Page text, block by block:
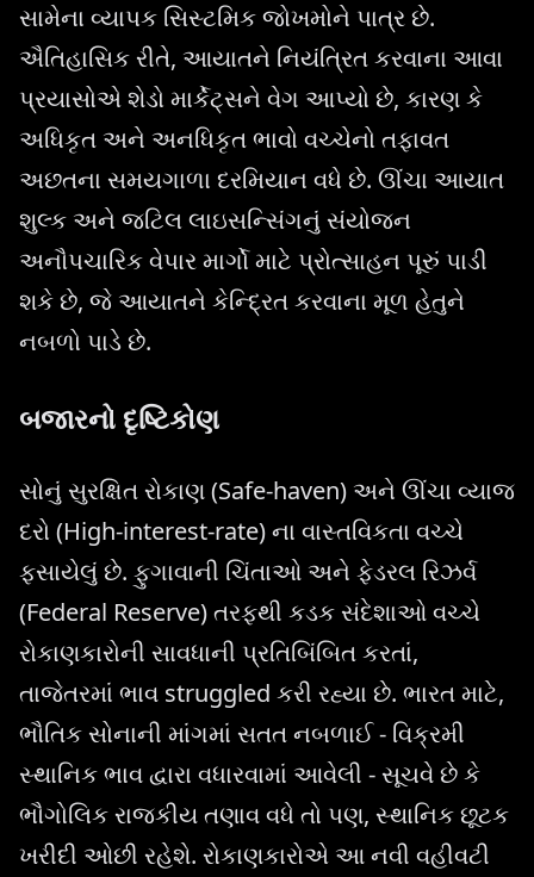
સામેના વ્યાપક સિસ્ટમિક જોખમોને પાત્ર છે.
ઐતિહાસિક રીતે, આયાતને નિયંત્રિત કરવાના આવા
પ્રયાસોએ શેડો માર્કેટ્સને વેગ આપ્યો છે, કારણ કે
અધિકૃત અને અનધિકૃત ભાવો વચ્ચેનો તફાવત
અછતના સમયગાળા દરમિયાન વધે છે. ઊંચા આયાત
શુલ્ક અને જટિલ લાઇસન્સિંગનું સંયોજન
અનૌપચારિક વેપાર માર્ગો માટે પ્રોત્સાહન પૂરું પાડી
શકે છે, જે આયાતને કેન્દ્રિત કરવાના મૂળ હેતુને
નબળો પાડે છે.
બજારનો દૃષ્ટિકોણ
સોનું સુરક્ષિત રોકાણ (Safe-haven) અને ઊંચા વ્યાજ
દરો (High-interest-rate) ના વાસ્તવિકતા વચ્ચે
ફસાયેલું છે. ફુગાવાની ચિંતાઓ અને ફેડરલ રિઝર્વ
(Federal Reserve) તરફથી કડક સંદેશાઓ વચ્ચે
રોકાણકારોની સાવધાની પ્રતિબિંબિત કરતાં,
તાજેતરમાં ભાવ struggled કરી રહ્યા છે. ભારત માટે,
ભૌતિક સોનાની માંગમાં સતત નબળાઈ - વિક્રમી
સ્થાનિક ભાવ દ્વારા વધારવામાં આવેલી - સૂચવે છે કે
ભૌગોલિક રાજકીય તણાવ વધે તો પણ, સ્થાનિક છૂટક
ખરીદી ઓછી રહેશે. રોકાણકારોએ આ નવી વહીવટી